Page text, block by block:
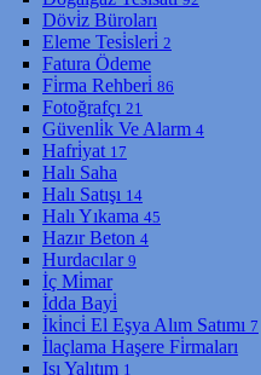
Dövi̇z Büroları
Eleme Tesi̇sleri̇ 2
Fatura Ödeme
Fi̇rma Rehberi̇ 86
Fotoğrafçı 21
Güvenli̇k Ve Alarm 4
Hafri̇yat 17
Halı Saha
Halı Satışı 14
Halı Yıkama 45
Hazır Beton 4
Hurdacılar 9
İç Mi̇mar
İdda Bayi̇
İki̇nci̇ El Eşya Alım Satımı 7
İlaçlama Haşere Fi̇rmaları
Isı Yalıtım 1